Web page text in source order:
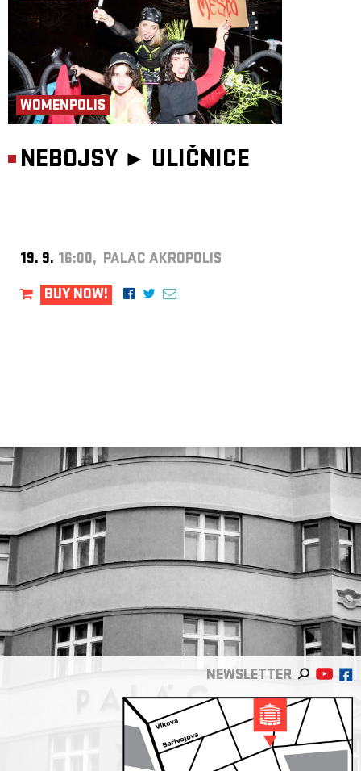
WOMENPOLIS
NEBOJSY ► ULIČNICE
19. 9. 16:00, PALAC AKROPOLIS
BUY NOW!
NEWSLETTER